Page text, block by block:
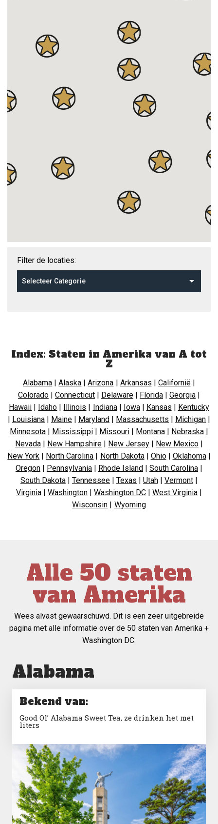
Filter de locaties:
Index: Staten in Amerika van A tot
Z
Alabama |Alaska |Arizona | Arkansas | Californië|
Colorado| Connecticut| Delaware| Florida |Georgia |
Hawaii | Idaho | Illinois | Indiana| Iowa| Kansas | Kentucky
| Louisiana| Maine| Maryland | Massachusetts | Michigan |
Minnesota| Mississippi| Missouri| Montana | Nebraska |
Nevada| New Hampshire| New Jersey | New Mexico |
New York | North Carolina | North Dakota| Ohio| Oklahoma|
Oregon| Pennsylvania| Rhode Island |South Carolina |
South Dakota| Tennessee| Texas |Utah |Vermont |
Virginia| Washington| Washington DC |West Virginia |
Wisconsin | Wyoming
Alle 50 staten
van Amerika
Wees alvast gewaarschuwd. Dit is een zeer uitgebreide
pagina met alle informatie over de 50 staten van Amerika +
Washington DC.
Alabama
Bekend van:
Good Ol’ Alabama Sweet Tea, ze drinken het met
liters